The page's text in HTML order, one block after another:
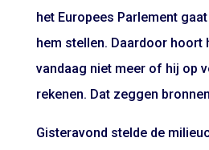
het Europees Parlement
hem stellen. Daardoor hoort
vandaag niet meer of hij op
rekenen. Dat zeggen
Gisteravond stelde de